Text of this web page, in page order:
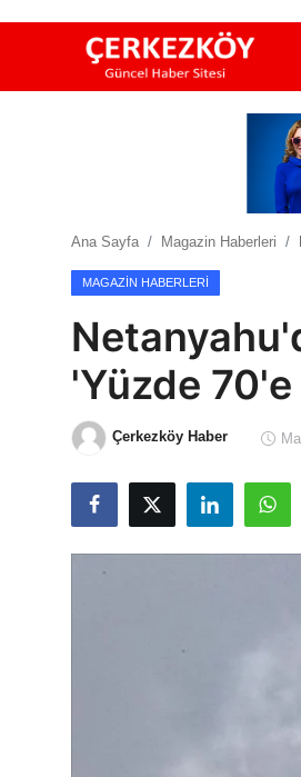
Ekonomi Haberleri
Teknoloji Haberleri
Çerkezköy
Ana Sayfa Magazin Haberleri
MAGAZIN HABERLERI
'Yüzde 70'e
Çerkezköy Haber